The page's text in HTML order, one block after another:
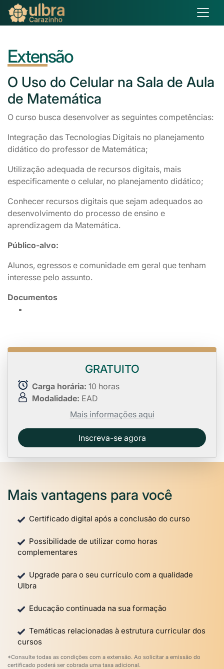
Extensão
O Uso do Celular na Sala de Aula
de Matemática
O curso busca desenvolver as seguintes competências:
Integração das Tecnologias Digitais no planejamento
didático do professor de Matemática;
Utilização adequada de recursos digitais, mais
especificamente o celular, no planejamento didático;
Conhecer recursos digitais que sejam adequados ao
desenvolvimento do processo de ensino e
aprendizagem da Matemática.
Público-alvo:
Alunos, egressos e comunidade em geral que tenham
interesse pelo assunto.
Documentos
GRATUITO
Carga horária: 10 horas
Modalidade: EAD
Mais informações aqui
Inscreva-se agora
Mais vantagens para você
Certificado digital após a conclusão do curso
Possibilidade de utilizar como horas
complementares
Upgrade para o seu currículo com a qualidade
Ulbra
Educação continuada na sua formação
Temáticas relacionadas à estrutura curricular dos
cursos
*Consulte todas as condições com a extensão. Ao solicitar a emissão do
certificado poderá ser cobrada uma taxa adicional.